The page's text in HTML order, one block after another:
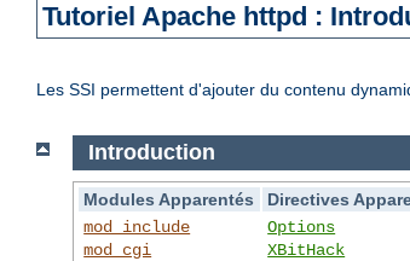
Tutoriel Apache httpd :
Les SSI permettent d'ajouter du contenu
Introduction
Modules Apparentés
Directives
mod_include
mod_cgi
Options
XBitHack